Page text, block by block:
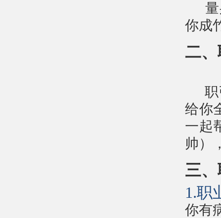
你成
二
给你
一起
帅）
三
1.职
你有